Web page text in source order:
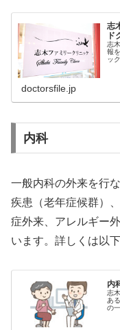
志
ド
志
報
ッ
doctorsfile.jp
内科
一般内科の外来を行
疾患（老年症候群）
症外来、アレルギー
います。詳しくは以
内
志
あ
の